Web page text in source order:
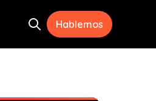
Open search
Hablemos